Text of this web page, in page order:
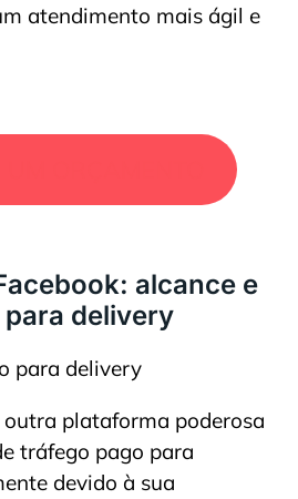
atendimento mais ágil e
alcance e
delivery
outra plataforma poderosa
tráfego pago para
devido à sua